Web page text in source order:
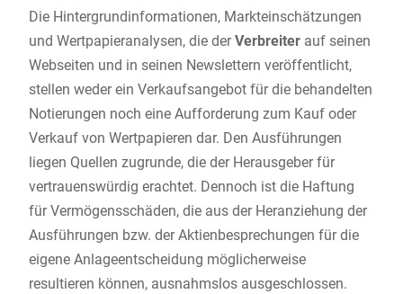
Die Hintergrundinformationen, Markteinschätzungen
und Wertpapieranalysen, die derVerbreiterauf seinen
Webseiten und in seinen Newslettern veröffentlicht,
stellen weder ein Verkaufsangebot für die behandelten
Notierungen noch eine Aufforderung zum Kauf oder
Verkauf von Wertpapieren dar. Den Ausführungen
liegen Quellen zugrunde, die der Herausgeber für
vertrauenswürdig erachtet. Dennoch ist die Haftung
für Vermögensschäden, die aus der Heranziehung der
Ausführungen bzw. der Aktienbesprechungen für die
eigene Anlageentscheidung möglicherweise
resultieren können, ausnahmslos ausgeschlossen.